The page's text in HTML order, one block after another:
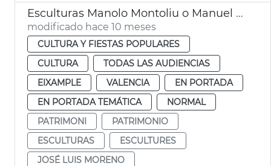
Esculturas Manolo Montoliu o Manuel Granero València
modificado hace 10 meses
CULTURA Y FIESTAS POPULARES
CULTURA
TODAS LAS AUDIENCIAS
EIXAMPLE
VALENCIA
EN PORTADA
EN PORTADA TEMÁTICA
NORMAL
PATRIMONI
PATRIMONIO
ESCULTURAS
ESCULTURES
JOSÉ LUIS MORENO